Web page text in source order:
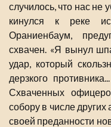
случилось, что нас не
кинулся к реке
Ораниенбаум,
схвачен. «Я вынул
удар, который
дерзкого
Схваченных
собору в числе других
своей преданности